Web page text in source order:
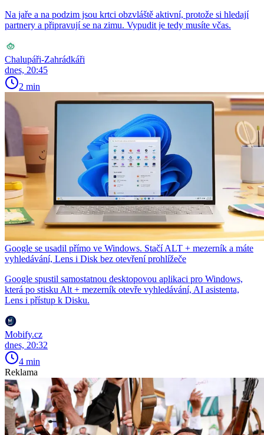
Na jaře a na podzim jsou krtci obzvláště aktivní, protože si hledají
partnery a připravují se na zimu. Vypudit je tedy musíte včas.
Chalupáři-Zahrádkáři
dnes, 20:45
2 min
Google se usadil přímo ve Windows. Stačí ALT + mezerník a máte
vyhledávání, Lens i Disk bez otevření prohlížeče
Google spustil samostatnou desktopovou aplikaci pro Windows,
která po stisku Alt + mezerník otevře vyhledávání, AI asistenta,
Lens i přístup k Disku.
Mobify.cz
dnes, 20:32
4 min
Reklama